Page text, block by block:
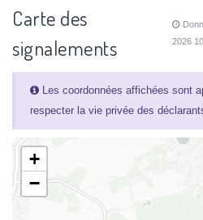
Carte des
signalements
2026
Les coordonnées affichées sont
respecter la vie privée des
+
−